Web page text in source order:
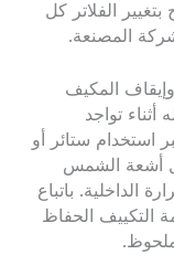
بحوالي 15%. يُنصح بتغيير الفلاتر كل
المصنعة.
المكيف
تواجد
استخدام ستائر أو
أشعة الشمس
الداخلية. باتباع
التكييف الحفاظ